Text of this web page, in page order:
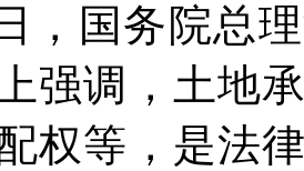
日，国务院总
强调，土地
权等，是法